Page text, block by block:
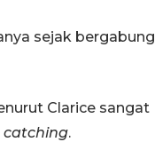
sejak bergabung
Clarice sangat
catching.